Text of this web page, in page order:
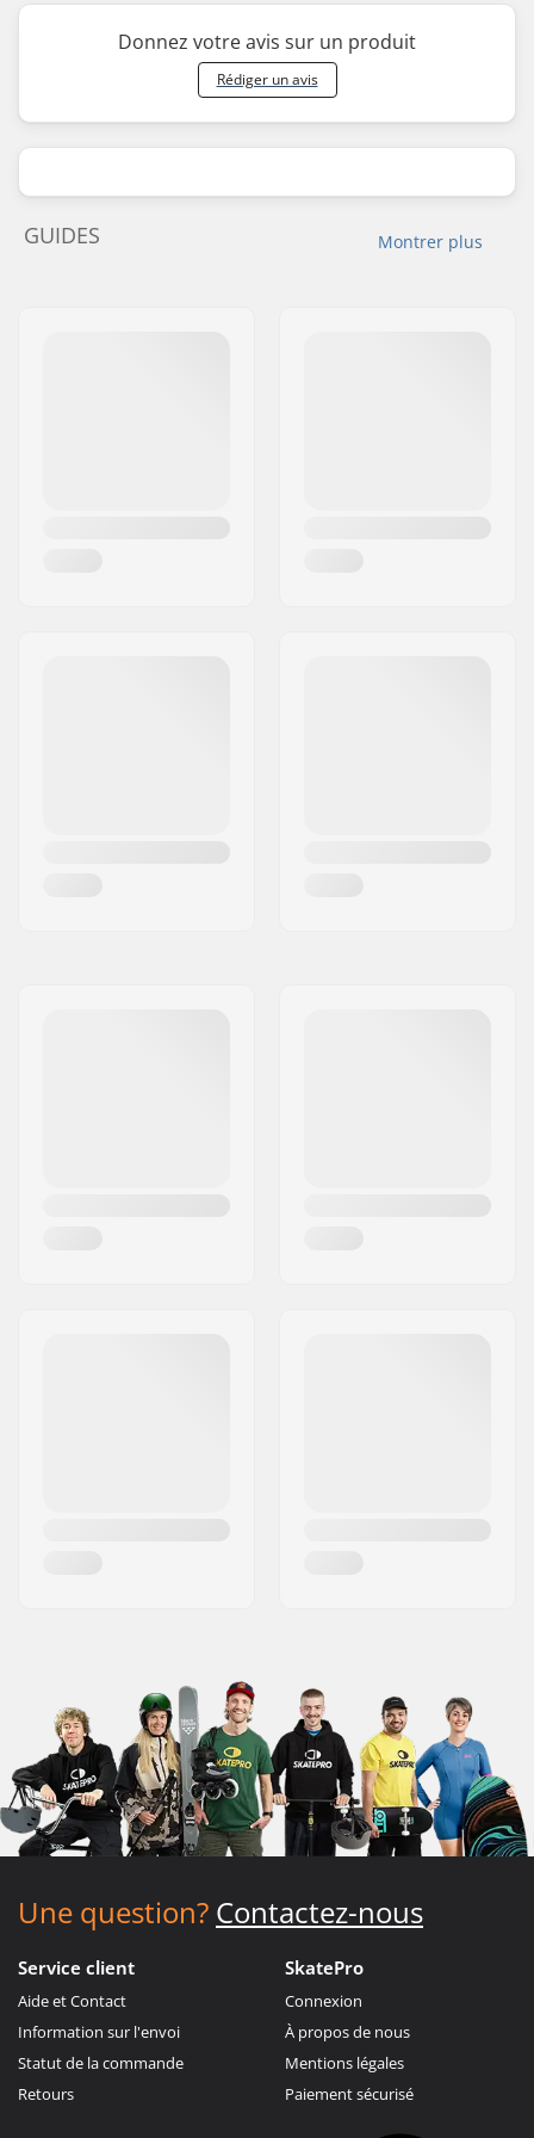
Donnez votre avis sur un produit
Rédiger un avis
Montrer plus
GUIDES
Une question? Contactez-nous
Service client
Aide et Contact
Information sur l'envoi
Statut de la commande
Retours
SkatePro
Connexion
À propos de nous
Mentions légales
Paiement sécurisé